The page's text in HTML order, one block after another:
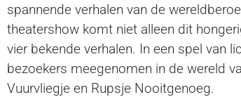
spannende verhalen van de
theatershow komt niet alleen dit
vier bekende verhalen. In een spel van
bezoekers meegenomen in de wereld
Vuurvliegje en Rupsje Nooitgenoeg.